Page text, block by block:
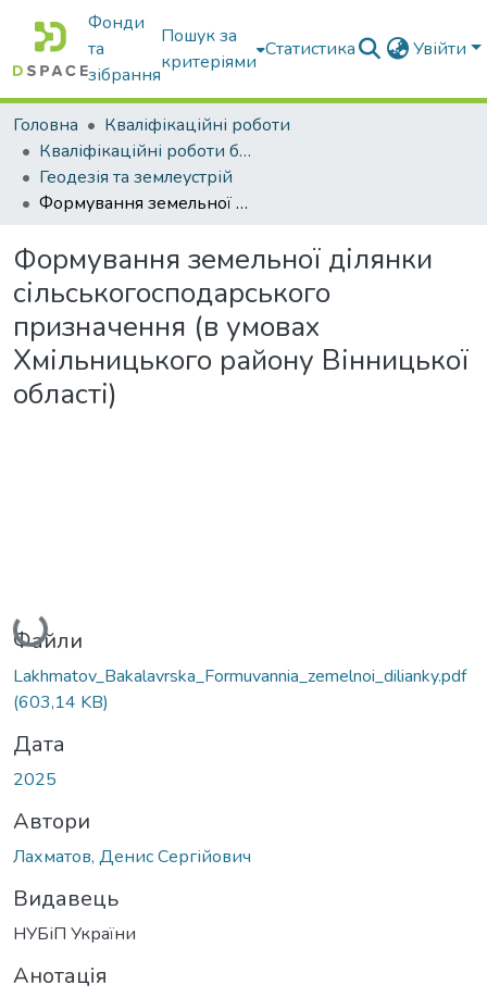
Фонди
та
зібрання
Пошук за
критеріями
Статистика Увійти
Головна
Кваліфікаційні роботи
Кваліфікаційні роботи бакалаврів
Геодезія та землеустрій
Формування земельної ділянки сільськогосподарського призначення (в умовах Хмільницького району Вінницької області)
Формування земельної ділянки
сільськогосподарського
призначення (в умовах
Хмільницького району Вінницької
області)
Вантажиться...
Файли
Lakhmatov_Bakalavrska_Formuvannia_zemelnoi_dilianky.pdf
(603,14 KB)
Дата
2025
Автори
Лахматов, Денис Сергійович
Видавець
НУБіП України
Анотація